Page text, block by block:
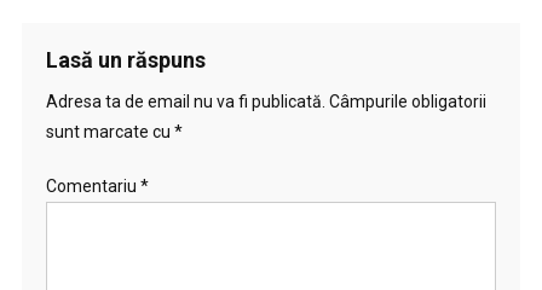
Lasă un răspuns
Adresa ta de email nu va fi publicată. Câmpurile obligatorii
sunt marcate cu *
Comentariu *